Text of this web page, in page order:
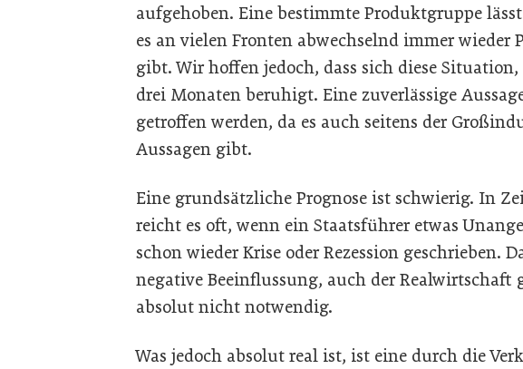
aufgehoben. Eine bestimmte Produktgruppe
es an vielen Fronten abwechselnd immer wieder
gibt. Wir hoffen jedoch, dass sich diese
drei Monaten beruhigt. Eine zuverlässige
getroffen werden, da es auch seitens der
Aussagen gibt.
Eine grundsätzliche Prognose ist schwierig. In
reicht es oft, wenn ein Staatsführer etwas
schon wieder Krise oder Rezession geschrieben.
negative Beeinflussung, auch der Realwirtschaft
absolut nicht notwendig.
Was jedoch absolut real ist, ist eine durch die